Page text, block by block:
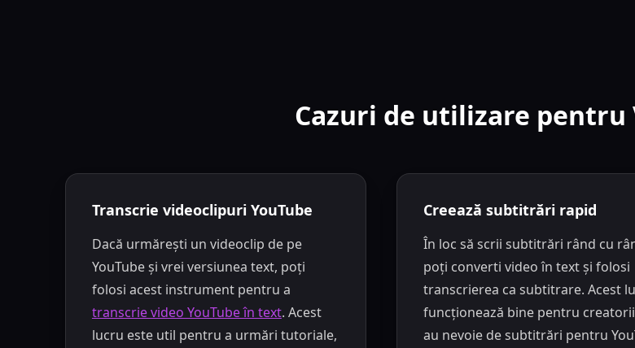
Cazuri de utilizare pentru
Transcrie videoclipuri YouTube
Dacă urmărești un videoclip de pe
YouTube și vrei versiunea text, poți
folosi acest instrument pentru a
transcrie video YouTube în text. Acest
lucru este util pentru a urmări tutoriale,
Creează subtitrări rapid
În loc să scrii subtitrări rând cu
poți converti video în text și folosi
transcrierea ca subtitrare. Acest
funcționează bine pentru
au nevoie de subtitrări pentru